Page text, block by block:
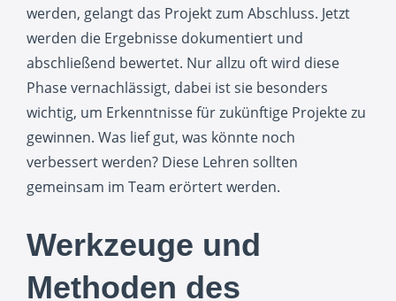
werden, gelangt das Projekt zum Abschluss. Jetzt
werden die Ergebnisse dokumentiert und
abschließend bewertet. Nur allzu oft wird diese
Phase vernachlässigt, dabei ist sie besonders
wichtig, um Erkenntnisse für zukünftige Projekte zu
gewinnen. Was lief gut, was könnte noch
verbessert werden? Diese Lehren sollten
gemeinsam im Team erörtert werden.
Werkzeuge und
Methoden des